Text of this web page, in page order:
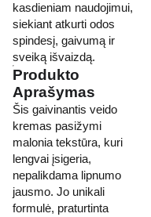
kasdieniam naudojimui,
siekiant atkurti odos
spindesį, gaivumą ir
sveiką išvaizdą.
Produkto
Aprašymas
Šis gaivinantis veido
kremas pasižymi
malonia tekstūra, kuri
lengvai įsigeria,
nepalikdama lipnumo
jausmo. Jo unikali
formulė, praturtinta